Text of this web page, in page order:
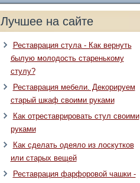
Лучшее на сайте
Реставрация стула - Как вернуть
былую молодость старенькому
стулу?
Реставрация мебели. Декорируем
старый шкаф своими руками
Как отреставрировать стул своими
руками
Как сделать одеяло из лоскутков
или старых вещей
Реставрация фарфоровой чашки -